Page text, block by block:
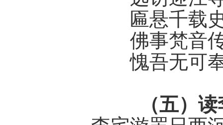
匾悬千载
佛事梵音
愧吾无可
（五）